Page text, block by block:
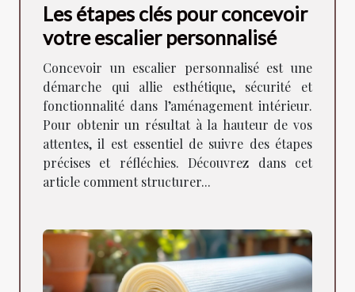
Les étapes clés pour concevoir
votre escalier personnalisé
Concevoir un escalier personnalisé est une
démarche qui allie esthétique, sécurité et
fonctionnalité dans l’aménagement intérieur.
Pour obtenir un résultat à la hauteur de vos
attentes, il est essentiel de suivre des étapes
précises et réfléchies. Découvrez dans cet
article comment structurer...